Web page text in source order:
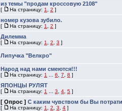
из темы "продам кроссовую 2108"
[ На страницу: 1 2 ]
номер кузова зубило.
[ На страницу: 1 2 ]
Дилемма
[ На страницу: 1 2 3 ]
Липучка "Велкро"
Народ над нами смеются!!!
[ На страницу: 1 6 7 8 ]
ЯПОНЦЫ РУЛЯТ
[ На страницу: 1 3 4 5 ]
[ Опрос ] С каким чувством бы Вы
[ На страницу: 1 2 3 4 ]